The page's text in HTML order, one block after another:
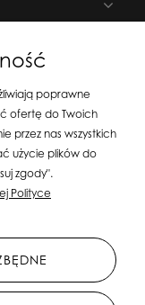
Gdańsk, woj. pomorskie
| NIP: 5841956567 REGON:
poprawne
ofertę do Twoich
przez nas wszystkich
użycie plików do
zgody".
Polityce